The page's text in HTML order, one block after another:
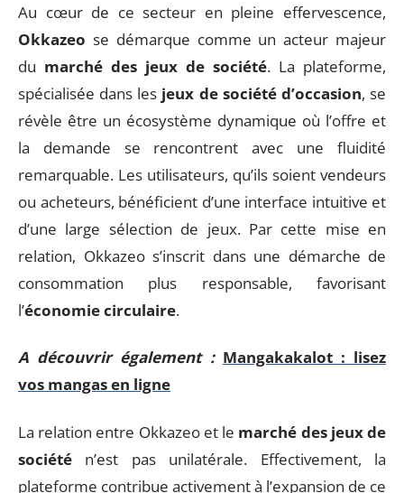
Au cœur de ce secteur en pleine effervescence,
Okkazeo se démarque comme un acteur majeur
du marché des jeux de société. La plateforme,
spécialisée dans les jeux de société d’occasion, se
révèle être un écosystème dynamique où l’offre et
la demande se rencontrent avec une fluidité
remarquable. Les utilisateurs, qu’ils soient vendeurs
ou acheteurs, bénéficient d’une interface intuitive et
d’une large sélection de jeux. Par cette mise en
relation, Okkazeo s’inscrit dans une démarche de
consommation plus responsable, favorisant
l’économie circulaire.
A découvrir également : Mangakakalot : lisez
vos mangas en ligne
La relation entre Okkazeo et le marché des jeux de
société n’est pas unilatérale. Effectivement, la
plateforme contribue activement à l’expansion de ce